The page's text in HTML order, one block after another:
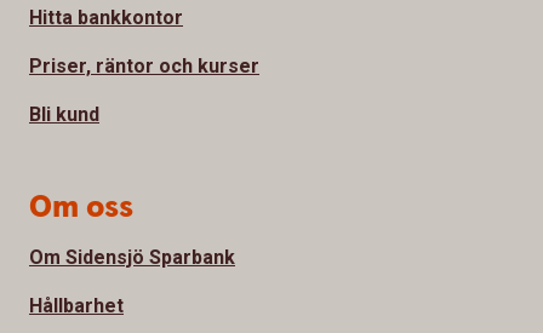
Hitta bankkontor
Priser, räntor och kurser
Bli kund
Om oss
Om Sidensjö Sparbank
Hållbarhet